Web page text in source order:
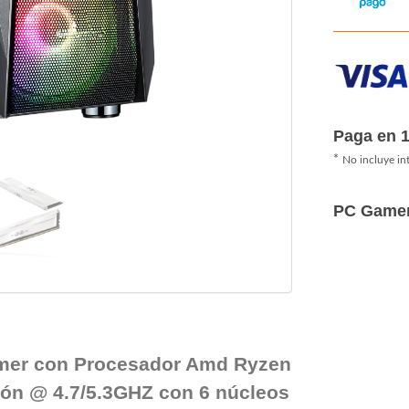
con Procesador Amd Ryzen
@ 4.7/5.3GHZ con 6 núcleos
Paga en
* No incluye
PC